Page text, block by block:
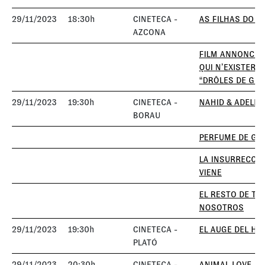
29/11/2023 18:30h
CINETECA -
AZCONA
AS FILHAS DO
FILM ANNONCE
QUI N’EXISTERA
“DRÔLES DE
29/11/2023 19:30h
CINETECA -
BORAU
NAHID & ADELE
PERFUME DE
LA
VIENE
EL RESTO DE
NOSOTROS
29/11/2023 19:30h
CINETECA -
PLATÓ
EL AUGE DEL